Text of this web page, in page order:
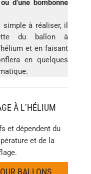
d’une bombonne
à réaliser, il
du ballon à
et en faisant
en quelques
À L’HÉLIUM
et dépendent du
et de la
BALLONS